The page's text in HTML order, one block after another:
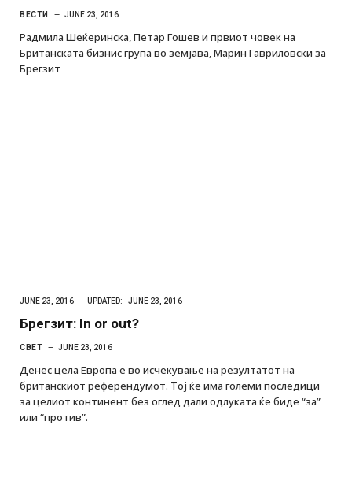
ВЕСТИ JUNE 23, 2016
Радмила Шеќеринска, Петар Гошев и првиот човек на
Британската бизнис група во земјава, Марин Гавриловски за
Брегзит
JUNE 23, 2016 UPDATED: JUNE 23, 2016
Брегзит: In or out?
СВЕТ JUNE 23, 2016
Денес цела Европа е во исчекување на резултатот на
британскиот референдумот. Тој ќе има големи последици
за целиот континент без оглед дали одлуката ќе биде “за”
или “против”.